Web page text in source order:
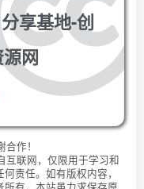
享基地-创
网
作！
互联网，仅限用于学习和
责任。如有版权内容，